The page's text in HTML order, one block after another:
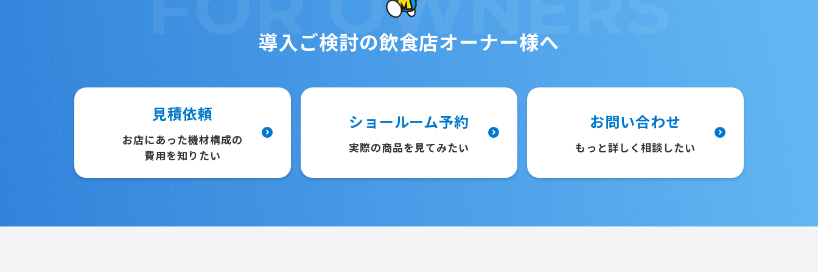
導入ご検討の飲食店オーナー様へ
見積依頼
お店にあった機材構成の
費用を知りたい
ショールーム予約
実際の商品を見てみたい
お問い合わせ
もっと詳しく相談したい